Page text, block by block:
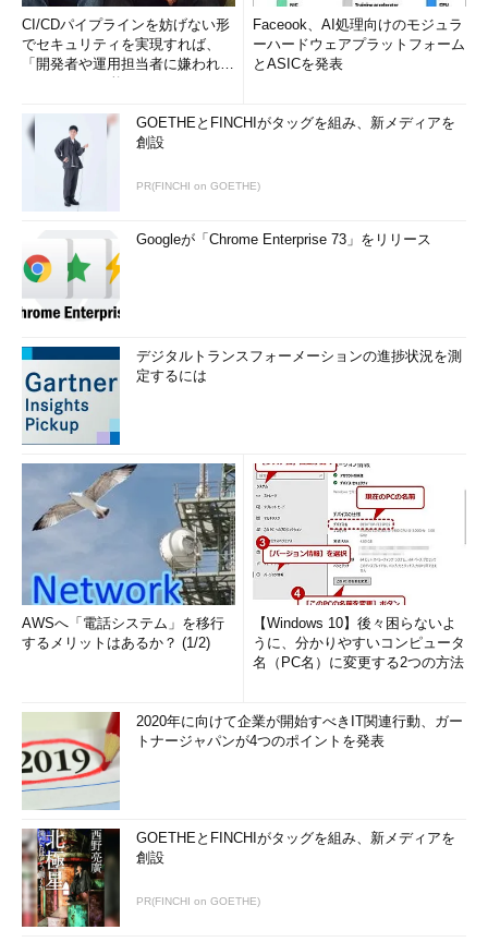
CI/CDパイプラインを妨げない形
でセキュリティを実現すれば、
「開発者や運用担当者に嫌われな
Faceook、AI処理向けのモジュラ
ーハードウェアプラットフォーム
とASICを発表
GOETHEとFINCHIがタッグを組み、新メディアを
創設
PR(FINCHI on GOETHE)
Googleが「Chrome Enterprise 73」をリリース
デジタルトランスフォーメーションの進捗状況を測
定するには
AWSへ「電話システム」を移行
するメリットはあるか？ (1/2)
【Windows 10】後々困らないよ
うに、分かりやすいコンピュータ
名（PC名）に変更する2つの方法
2020年に向けて企業が開始すべきIT関連行動、ガー
トナージャパンが4つのポイントを発表
GOETHEとFINCHIがタッグを組み、新メディアを
創設
PR(FINCHI on GOETHE)